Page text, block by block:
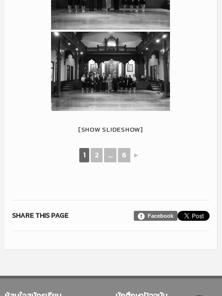
[SHOW SLIDESHOW]
1 2 ... 6 ►
Facebook
SHARE THIS PAGE